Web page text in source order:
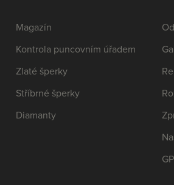
Magazín
Kontrola puncovním úřadem
Zlaté šperky
Stříbrné šperky
Diamanty